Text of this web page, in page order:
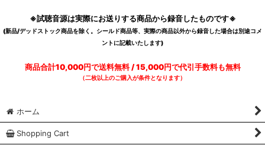
※試聴音源は実際にお送りする商品から録音したものです※
(新品/デッドストック商品を除く。シールド商品等、実際の商品以外から録音した場合は別途コメ
ントに記載いたします)
商品合計10,000円で送料無料 / 15,000円で代引手数料も無料
（二枚以上のご購入が条件となります）
ホーム
Shopping Cart